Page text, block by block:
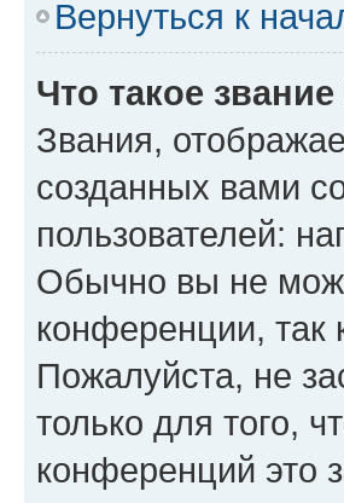
Вернуться к
Что такое
Звания,
созданных вами
пользователей:
Обычно вы не
конференции, так
Пожалуйста, не
только для того,
конференций это